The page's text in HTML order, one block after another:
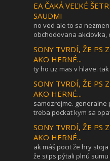
EA ČAKÁ VEĽKÉ
SAUDMI
no ved ale to sa
obchodovana akciovka,
SONY TVRDÍ, ŽE PS
AKO HERNÉ...
ty ho uz mas v hlave.
SONY TVRDÍ, ŽE PS
AKO HERNÉ...
samozrejme. generalne
treba pockat kym sa
SONY TVRDÍ, ŽE PS
AKO HERNÉ...
ak máš pocit že hry
že si ps pýtali plnú sumu